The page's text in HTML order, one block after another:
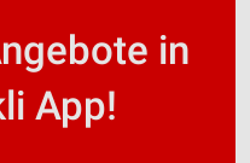
in
App!